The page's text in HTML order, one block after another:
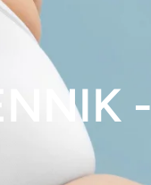
-